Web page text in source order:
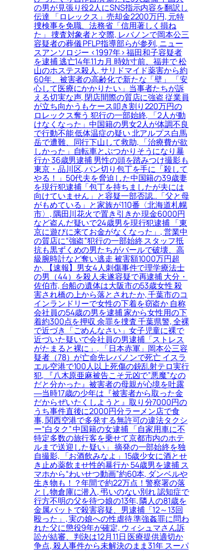
の男が見張り役2人にSNS指示内容を翻訳し
伝達 「ロレックス」売却金2200万円, 元特
捜検事を免職、法務省「信用著しく損ね
た」 捜査対象者と交際, レバノンで岡本公三
容疑者の葬儀 PFLP指導部らが参列, ニュー
スアンソロジー <1997年> 福田和子容疑者
を逮捕 逃亡14年11カ月 時効寸前、福井で 松
山のホステス殺人, サリドマイド薬害から約
60年、被害者の高齢化で新たな「壁」 「安
心して医療にかかりたい」当事者たちが訴
える切実な声, 閉店間際の質店に強盗 従業員
が立ち向かうもケース叩き割り220万円の
ロレックス奪う 犯行の一部始終, 「2人が動
けなくなった」中国籍の男女2人が体調不良
で行動不能 低体温症の疑い 北アルプス白馬
岳で遭難、同行下山して救助, 「治療費が欲
しかった」自転車とぶつかりそうになり暴
行か 36歳男逮捕 男性の頭を踏みつけ撮影も
東京・品川区, パン切り包丁を手に「殺して
やる！」50代夫を脅迫した中国籍の39歳妻
を現行犯逮捕「包丁を持ちましたが夫には
向けていません」と容疑一部否認…「父と母
がもめている」と家族が110番〈北海道札幌
市〉, 隅田川花火で置き引きか 現金6000円
など盗んだ疑いで24歳男を現行犯逮捕 「東
京に遊びに来てお金がなくなった」, 営業中
の質店に“強盗”犯行の一部始終 スタッフ抵
抗も黒ずくめの男たちがバールで破壊、高
級腕時計など奪い逃走 被害額1000万円超
か, 【速報】男女4人刺傷事件で理学療法士
の男（44）を殺人未遂容疑で再逮捕 大分・
佐伯市, 台船の遺体は大阪市の53歳女性 殺
害され橋の上から落とされたか, 千葉市のコ
インランドリーで女性の下着を窃盗か 自称
会社員の54歳の男を逮捕 家から女性用の下
着約300点を押収 余罪を捜査 千葉県警, 全裸
で近づき「ごめんなさい」女子児童に裸で
近づいた疑いで会社員の男逮捕「ストレス
がたまると裸に」, 「日本赤軍」岡本公三容
疑者（78）が亡命先レバノンで死亡 イスラ
エル空港で100人以上死傷の銃乱射テロ実行
犯, 『八木原亜麻被告こそ元凶で”悪魔”なの
だと分かった』被害者の母親が心境を吐露
―当時17歳の少年は『被害者から取った金
だからぜいたくしようと』取り分7000円の
うち事件直後に2000円分ラーメン店で食
事, 関西空港で多発する無許可の違法タクシ
ー“白タク” 中国籍の女逮捕 「自家用車に不
特定多数の旅行客を乗せて京都市内のホテ
ルまで送迎した疑い」 摘発の一部始終を独
自撮影, 「お酒飲みなよ」15歳少女に酒とせ
き止め薬飲ませ性的暴行か 54歳男を逮捕 ス
マホから“わいせつ動画”約60本, ダンベルや
生き物も！？年間で約22万点！警察署の落
とし物倉庫に潜入, 弔いのない別れ 認知症で
行方不明の父を待つ娘の13年, 隣人の81歳を
金属バットで殺害容疑、男逮捕「12～13回
殴った」, 実の娘への性虐待 準強姦罪に問わ
れた父に懲役9年が確定, ウィシュマさん訴
訟が結審、判決は12月11日 医療提供適切か
争点, 殺人事件から未解決のまま31年 スーパ